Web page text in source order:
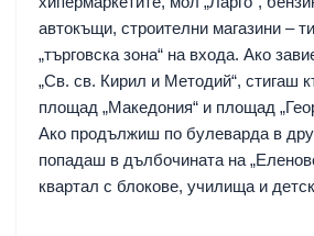
автокъщи, строителни магазини –
„търговска зона“ на входа. Ако
„Св. св. Кирил и Методий“, стигаш
площад „Македония“ и площад
Ако продължиш по булеварда в
попадаш в дълбочината на
квартал с блокове, училища и